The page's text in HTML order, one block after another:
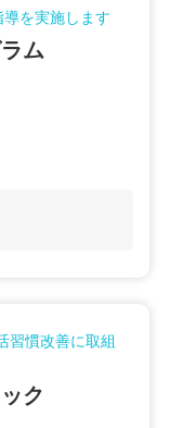
を実施します
ム
習慣改善に取組
ク